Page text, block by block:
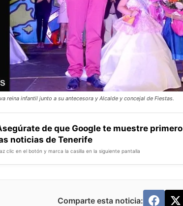
reina infantil junto a su antecesora y Alcalde y concejal de Fiestas.
de que Google te muestre primero
noticias de Tenerife
clic en el botón y marca la casilla en la siguiente pantalla
Comparte esta noticia: